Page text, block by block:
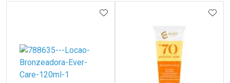
ADICIONAR AOS FAVORITOS